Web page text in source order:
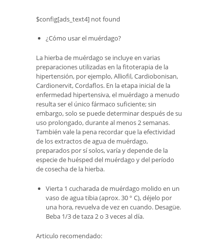
$config[ads_text4] not found
¿Cómo usar el muérdago?
La hierba de muérdago se incluye en varias
preparaciones utilizadas en la fitoterapia de la
hipertensión, por ejemplo, Alliofil, Cardiobonisan,
Cardionervit, Cordaflos. En la etapa inicial de la
enfermedad hipertensiva, el muérdago a menudo
resulta ser el único fármaco suficiente; sin
embargo, solo se puede determinar después de su
uso prolongado, durante al menos 2 semanas.
También vale la pena recordar que la efectividad
de los extractos de agua de muérdago,
preparados por sí solos, varía y depende de la
especie de huésped del muérdago y del período
de cosecha de la hierba.
Vierta 1 cucharada de muérdago molido en un
vaso de agua tibia (aprox. 30 ° C), déjelo por
una hora, revuelva de vez en cuando. Desagüe.
Beba 1/3 de taza 2 o 3 veces al día.
Articulo recomendado: